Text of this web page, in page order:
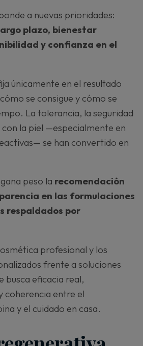
a nuevas prioridades:
plazo, bienestar
y confianza en el
únicamente en el resultado
se consigue y cómo se
La tolerancia, la seguridad
la piel —especialmente en
se han convertido en
peso la recomendación
en las formulaciones
respaldados por
profesional y los
frente a soluciones
busca eficacia real,
coherencia entre el
y el cuidado en casa.